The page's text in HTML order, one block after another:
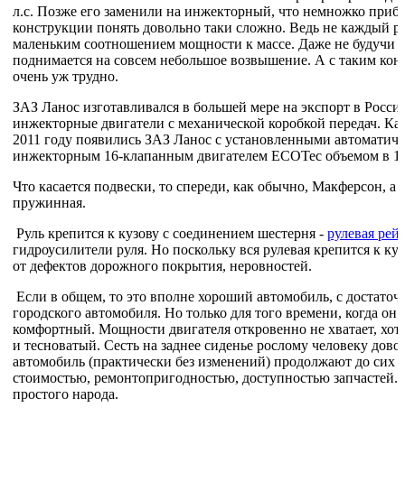
л.с. Позже его заменили на инжекторный, что немножко
конструкции понять довольно таки сложно. Ведь не каждый
маленьким соотношением мощности к массе. Даже не будучи
поднимается на совсем небольшое возвышение. А с таким
очень уж трудно.
ЗАЗ Ланос изготавливался в большей мере на экспорт в
инжекторные двигатели с механической коробкой передач.
2011 году появились ЗАЗ Ланос с установленными
инжекторным 16-клапанным двигателем ECOTec объемом в
Что касается подвески, то спереди, как обычно, Макферсон, а
пружинная.
Руль крепится к кузову с соединением шестерня - рулевая
гидроусилители руля. Но поскольку вся рулевая крепится к
от дефектов дорожного покрытия, неровностей.
Если в общем, то это вполне хороший автомобиль, с
городского автомобиля. Но только для того времени, когда он
комфортный. Мощности двигателя откровенно не хватает,
и тесноватый. Сесть на заднее сиденье рослому человеку
автомобиль (практически без изменений) продолжают до сих
стоимостью, ремонтопригодностью, доступностью запчастей.
простого народа.